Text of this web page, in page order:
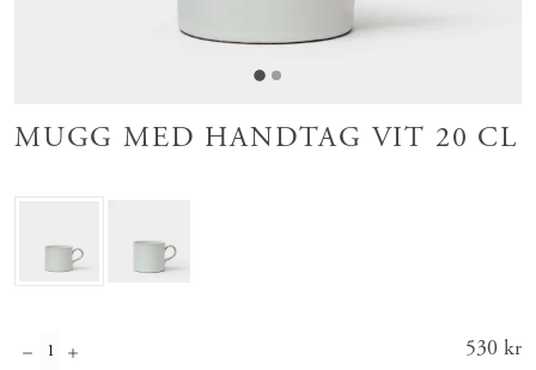
MUGG MED HANDTAG VIT 20 CL
Pris :
530 kr